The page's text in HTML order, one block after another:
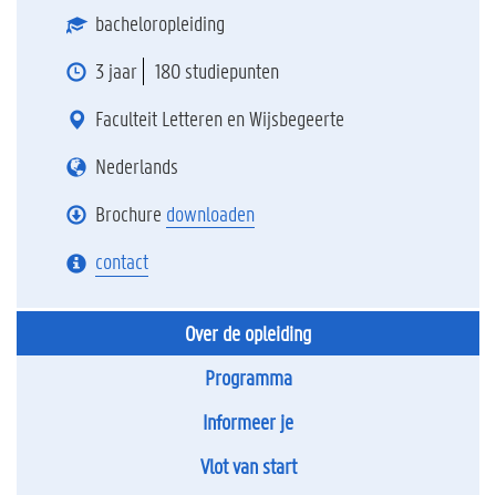
bacheloropleiding
3 jaar
180 studiepunten
Faculteit Letteren en Wijsbegeerte
Nederlands
Brochure downloaden
contact
Over de opleiding
Programma
Informeer je
Vlot van start